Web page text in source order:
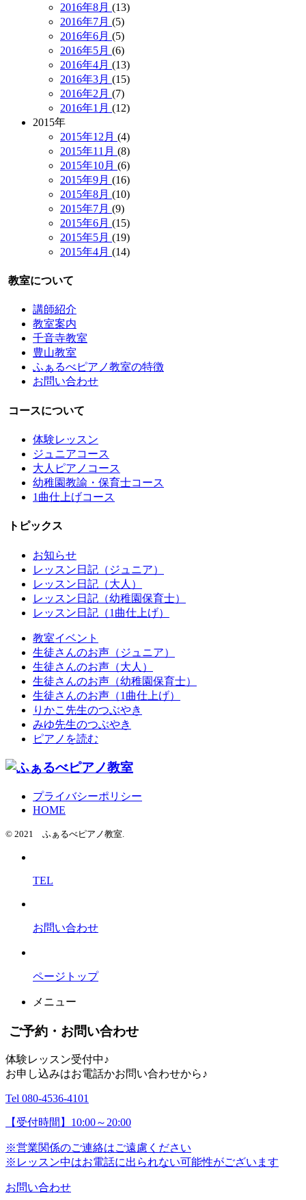
2016年8月 (13)
2016年7月 (5)
2016年6月 (5)
2016年5月 (6)
2016年4月 (13)
2016年3月 (15)
2016年2月 (7)
2016年1月 (12)
2015年
2015年12月 (4)
2015年11月 (8)
2015年10月 (6)
2015年9月 (16)
2015年8月 (10)
2015年7月 (9)
2015年6月 (15)
2015年5月 (19)
2015年4月 (14)
教室について
講師紹介
教室案内
千音寺教室
豊山教室
ふぁるべピアノ教室の特徴
お問い合わせ
コースについて
体験レッスン
ジュニアコース
大人ピアノコース
幼稚園教諭・保育士コース
1曲仕上げコース
トピックス
お知らせ
レッスン日記（ジュニア）
レッスン日記（大人）
レッスン日記（幼稚園保育士）
レッスン日記（1曲仕上げ）
教室イベント
生徒さんのお声（ジュニア）
生徒さんのお声（大人）
生徒さんのお声（幼稚園保育士）
生徒さんのお声（1曲仕上げ）
りかこ先生のつぶやき
みゆ先生のつぶやき
ピアノを読む
プライバシーポリシー
HOME
© 2021 ふぁるべピアノ教室.
TEL
お問い合わせ
ページトップ
メニュー
ご予約・お問い合わせ
体験レッスン受付中♪
お申し込みはお電話かお問い合わせから♪
Tel 080-4536-4101
【受付時間】10:00～20:00
※営業関係のご連絡はご遠慮ください
※レッスン中はお電話に出られない可能性がございます
お問い合わせ